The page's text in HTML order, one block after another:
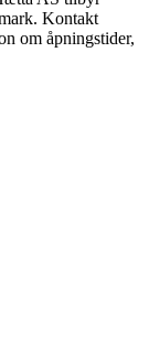
Kontakt
om åpningstider,